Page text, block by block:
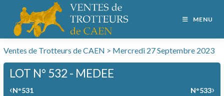
MENU
Ventes de Trotteurs de CAEN > Mercredi 27 Septembre 2023
LOT N° 532 - MEDEE
‹N°531 N°533›